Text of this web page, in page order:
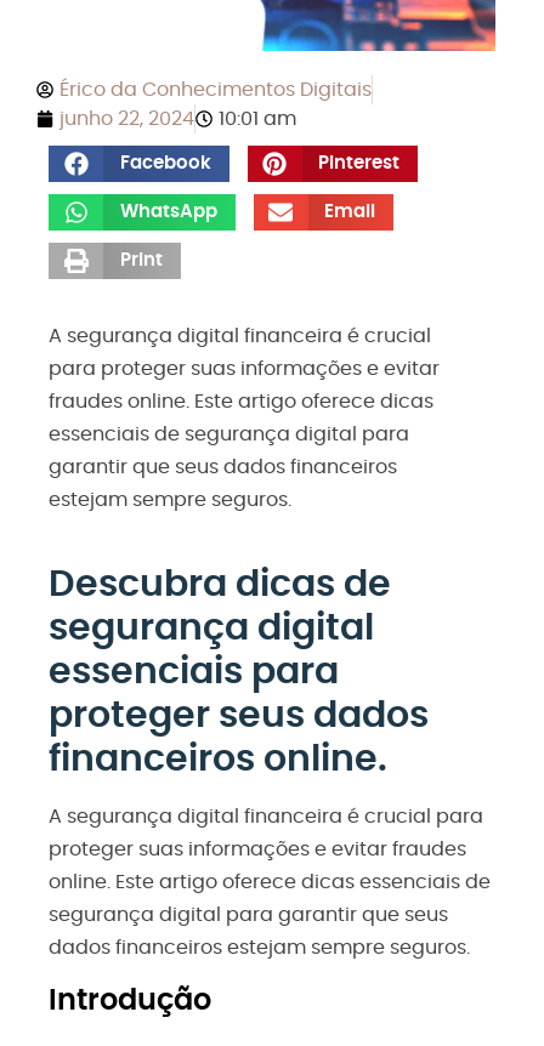
Érico da Conhecimentos Digitais
junho 22, 2024
10:01 am
Facebook Pinterest
WhatsApp Email
Print
A segurança digital financeira é crucial
para proteger suas informações e evitar
fraudes online. Este artigo oferece dicas
essenciais de segurança digital para
garantir que seus dados financeiros
estejam sempre seguros.
Descubra dicas de
segurança digital
essenciais para
proteger seus dados
financeiros online.
A segurança digital financeira é crucial para
proteger suas informações e evitar fraudes
online. Este artigo oferece dicas essenciais de
segurança digital para garantir que seus
dados financeiros estejam sempre seguros.
Introdução